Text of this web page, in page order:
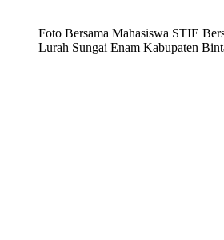
Foto Bersama Mahasiswa STIE
Lurah Sungai Enam Kabupaten